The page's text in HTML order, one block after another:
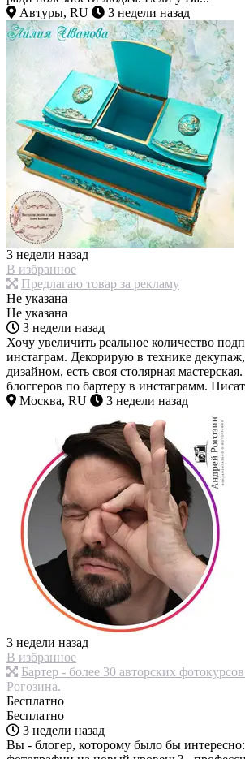
Автуры, RU
3 недели назад
3 недели назад
В избранное
Предлагаю товар за рекламу
Не указана
Не указана
3 недели назад
Хочу увеличить реальное количество
инстаграм. Декорирую в технике
дизайном, есть своя столярная
блоггеров по бартеру в инстаграмм.
Москва, RU
3 недели назад
3 недели назад
В избранное
Бартер - более 30 авторских
Рогозина.
Бесплатно
Бесплатно
3 недели назад
Вы - блогер, которому было бы